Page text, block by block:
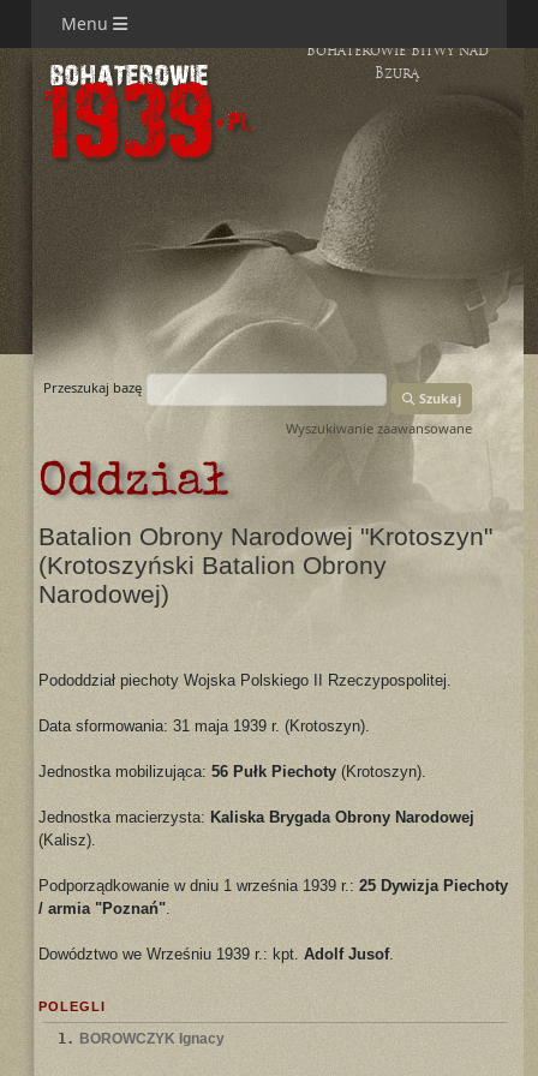
Menu
Bohaterowie Bitwy nad
Bzurą
Przeszukaj bazę
Szukaj
Wyszukiwanie zaawansowane
Oddział
Batalion Obrony Narodowej "Krotoszyn"
(Krotoszyński Batalion Obrony
Narodowej)
Pododdział piechoty Wojska Polskiego II Rzeczypospolitej.
Data sformowania: 31 maja 1939 r. (Krotoszyn).
Jednostka mobilizująca: 56 Pułk Piechoty (Krotoszyn).
Jednostka macierzysta: Kaliska Brygada Obrony Narodowej
(Kalisz).
Podporządkowanie w dniu 1 września 1939 r.: 25 Dywizja Piechoty
/ armia "Poznań".
Dowództwo we Wrześniu 1939 r.: kpt. Adolf Jusof.
POLEGLI
1. BOROWCZYK Ignacy